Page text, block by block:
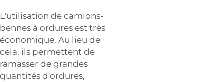
L'utilisation de camions-
bennes à ordures est très
économique. Au lieu de
cela, ils permettent de
ramasser de grandes
quantités d'ordures,